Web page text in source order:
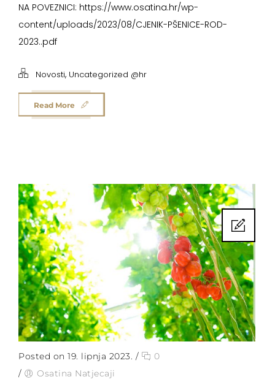
NA POVEZNICI: https://www.osatina.hr/wp-
content/uploads/2023/08/CJENIK-PŠENICE-ROD-
2023..pdf
Novosti, Uncategorized @hr
Read More
Posted on 19. lipnja 2023. /
0
/
Osatina Natjecaji